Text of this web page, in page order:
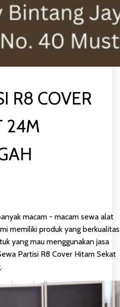
R8 COVER
24M
macam - macam sewa alat
memiliki produk yang berkualitas
yang mau menggunakan jasa
Partisi R8 Cover Hitam Sekat